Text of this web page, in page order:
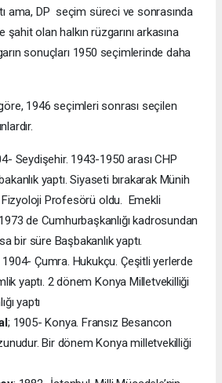
ama, DP seçim süreci ve sonrasında
olan halkın rüzgarını arkasına
sonuçları 1950 seçimlerinde daha
1946 seçimleri sonrası seçilen
Seydişehir. 1943-1950 arası CHP
yaptı. Siyaseti bırakarak Münih
Fizyoloji Profesörü oldu. Emekli
de Cumhurbaşkanlığı kadrosundan
bir süre Başbakanlık yaptı.
1904- Çumra. Hukukçu. Çeşitli yerlerde
yaptı. 2 dönem Konya Milletvekilliği
yaptı
; 1905- Konya. Fransız Besancon
Bir dönem Konya milletvekilliği